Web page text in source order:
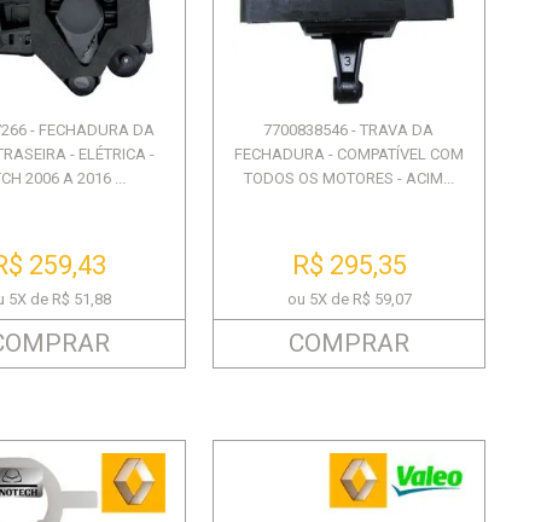
- FECHADURA DA
- ELÉTRICA -
2006 A 2016 ...
259,43
5X de R$ 51,88
7700838546 - TRAVA DA
FECHADURA - COMPATÍVEL COM
TODOS OS MOTORES - ACIM...
R$ 295,35
ou 5X de R$ 59,07
COMPRAR